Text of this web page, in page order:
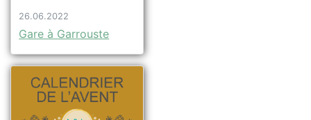
26.06.2022
Gare à Garrouste